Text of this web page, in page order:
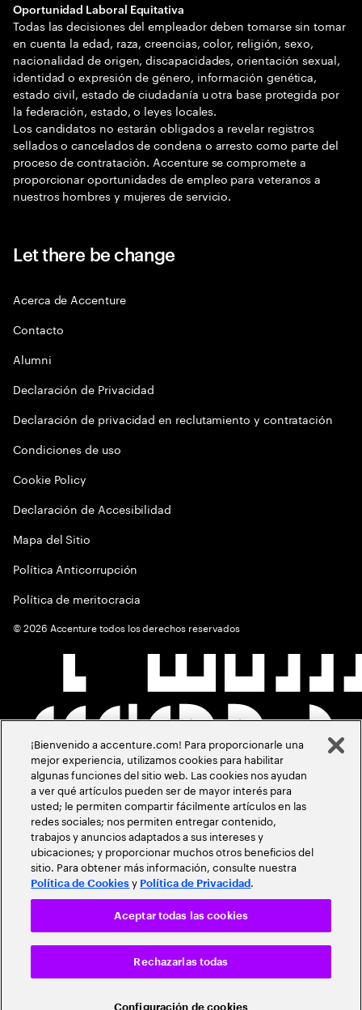
Oportunidad Laboral Equitativa
Todas las decisiones del empleador deben tomarse sin tomar
en cuenta la edad, raza, creencias, color, religión, sexo,
nacionalidad de origen, discapacidades, orientación sexual,
identidad o expresión de género, información genética,
estado civil, estado de ciudadanía u otra base protegida por
la federación, estado, o leyes locales.
Los candidatos no estarán obligados a revelar registros
sellados o cancelados de condena o arresto como parte del
proceso de contratación. Accenture se compromete a
proporcionar oportunidades de empleo para veteranos a
nuestros hombres y mujeres de servicio.
Let there be change
Acerca de Accenture
Contacto
Alumni
Declaración de Privacidad
Declaración de privacidad en reclutamiento y contratación
Condiciones de uso
Cookie Policy
Declaración de Accesibilidad
Mapa del Sitio
Política Anticorrupción
Política de meritocracia
©2026 Accenture todos los derechos reservados
¡Bienvenido a accenture.com! Para proporcionarle una
mejor experiencia, utilizamos cookies para habilitar
algunas funciones del sitio web. Las cookies nos ayudan
a ver qué artículos pueden ser de mayor interés para
usted; le permiten compartir fácilmente artículos en las
redes sociales; nos permiten entregar contenido,
trabajos y anuncios adaptados a sus intereses y
ubicaciones; y proporcionar muchos otros beneficios del
sitio. Para obtener más información, consulte nuestra
Política de Cookies y Política de Privacidad .
Configuración de cookies
Rechazarlas todas
Aceptar todas las cookies